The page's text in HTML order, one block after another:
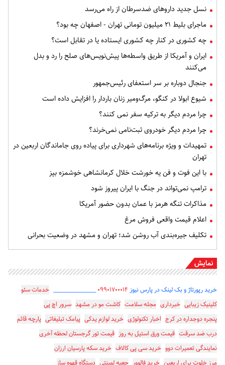
نسل جدید داروهای ضدسرطان از راه می‌رسد
ماجرای بلیط ۲۱ میلیون تومانی تهران - اصفهان چه بود؟
چه کشوری در کنار چه کشوری ایستاده یا در تقابل است؟
ایران و آمریکا از طریق واسطه‌ها پیش‌نویس‌های صلح را رد و بدل
می‌کنند
جنجال دوباره بر سر استعفای رئیس‌جمهور
شیوع ابولا در کنگو، مرگ‌ومیر زنان باردار را افزایش داده است
چرا مردم دیگر به ترکیه سفر نمی کنند؟
چرا مردم دیگر خودروی ثبت‌نامی نمی‌خرند؟
تمهیدات و ویژه برنامه‌های شهرداری برای پیاده روی جاماندگان اربعین در
تهران
با این فوت و فن یه خورشت خلال کرمانشاهی خوشمزه بپز
ترامپ نمی‌تواند در جنگ با ایران پیروز شود
مذاکرات تنگه هرمز با عمان بدون حضور آمریکا
اعلام قیمت واقعی فروش مرغ
تکلیف جیره‌بندی آب روشن شد؛ تهران و مشهد در وضعیت بحرانی
نمایش
خرید رپورتاژ و بک لینک در پارس نیوز ۰۹۹۰۱۷۰۰۰۱۴_________________ خدمات سئو
کلینیک زیبایی خبرداری مجله سلامت کاشت مو در مشهد سرور اچ پی
پنجره دوجداره در کرج اخبار تکنولوژی خرید لوازم یدکی پیامک تبلیغاتی پارچه قائم
درب ضد سرقت قیمت ورق استیل به روز قیمت تور گرجستان لحظه آخری
نمایندگی تعمیرات دوو خرید سی پی کالاف خرید سکه پارسیان ارزان
مرز خلوت برای اربعین خرید فالوور جعبه لمینتی دستگاه قهوه ساز